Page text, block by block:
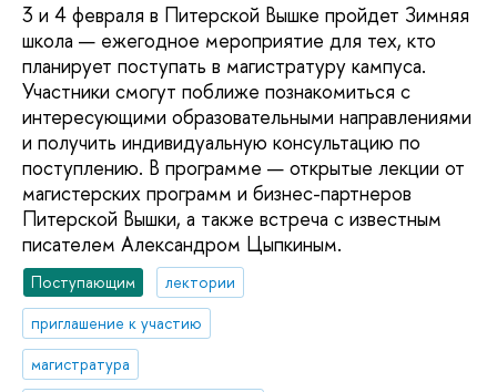
3 и 4 февраля в Питерской Вышке пройдет Зимняя
школа — ежегодное мероприятие для тех, кто
планирует поступать в магистратуру кампуса.
Участники смогут поближе познакомиться с
интересующими образовательными направлениями
и получить индивидуальную консультацию по
поступлению. В программе — открытые лекции от
магистерских программ и бизнес-партнеров
Питерской Вышки, а также встреча с известным
писателем Александром Цыпкиным.
Поступающим
лектории
приглашение к участию
магистратура